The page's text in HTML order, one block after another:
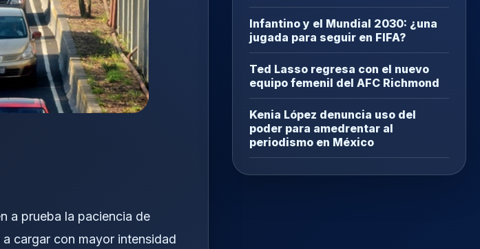
a prueba la paciencia de
cargar con mayor intensidad
Infantino y el Mundial 2030: ¿una
jugada para seguir en FIFA?
Ted Lasso regresa con el nuevo
equipo femenil del AFC Richmond
Kenia López denuncia uso del
poder para amedrentar al
periodismo en México